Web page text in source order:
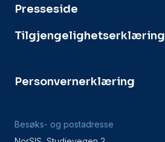
Presseside
Tilgjengelighetserklæring
Personvernerklæring
Besøks- og postadresse